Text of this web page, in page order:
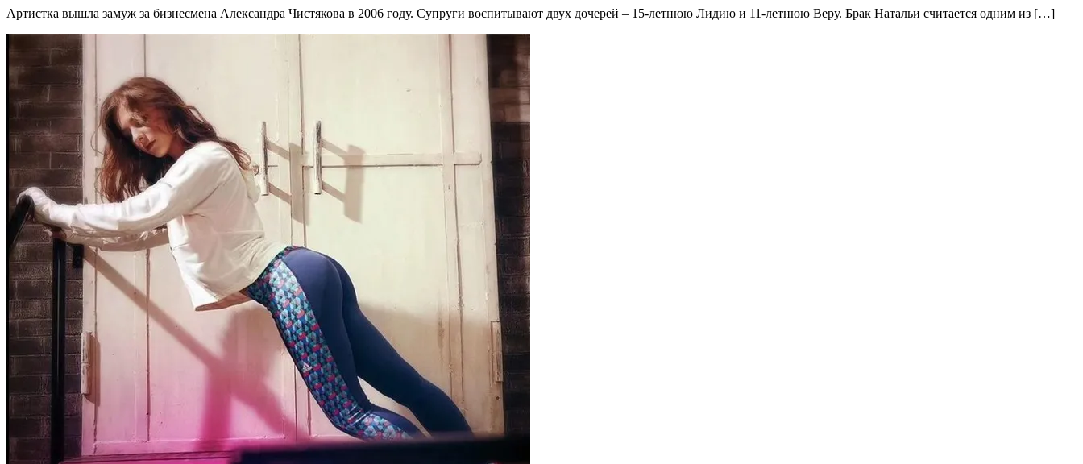
Артистка вышла замуж за бизнесмена Александра Чистякова в 2006 году. Супруги воспитывают двух дочерей – 15-летнюю Лидию и 11-летнюю Веру. Брак Натальи считается одним из […]